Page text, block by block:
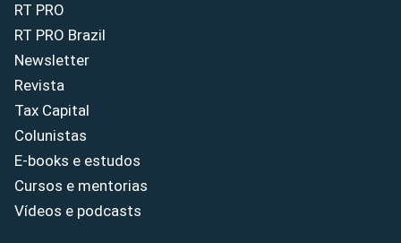
RT PRO
RT PRO Brazil
Newsletter
Revista
Tax Capital
Colunistas
E-books e estudos
Cursos e mentorias
Vídeos e podcasts